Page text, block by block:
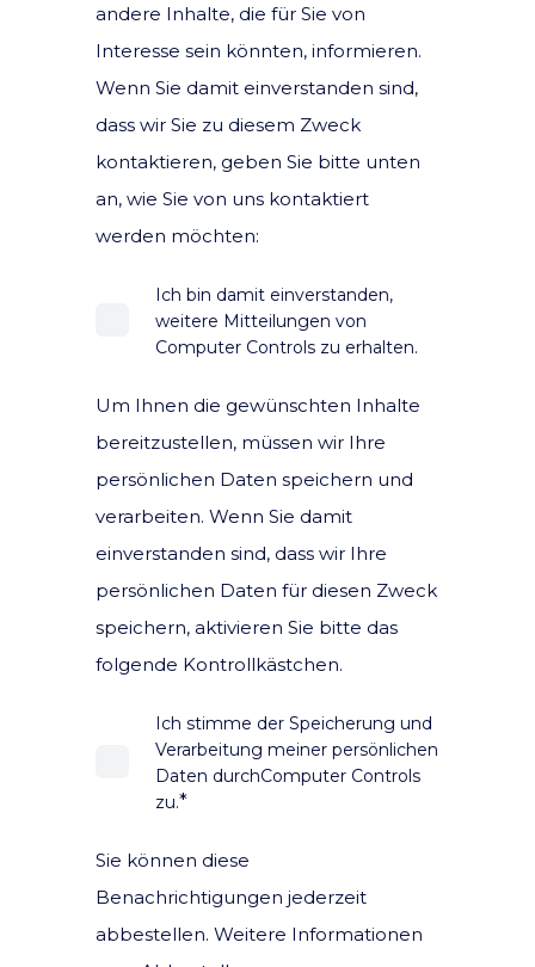
andere Inhalte, die für Sie von
Interesse sein könnten, informieren.
Wenn Sie damit einverstanden sind,
dass wir Sie zu diesem Zweck
kontaktieren, geben Sie bitte unten
an, wie Sie von uns kontaktiert
werden möchten:
Ich bin damit einverstanden,
weitere Mitteilungen von
Computer Controls zu erhalten.
Um Ihnen die gewünschten Inhalte
bereitzustellen, müssen wir Ihre
persönlichen Daten speichern und
verarbeiten. Wenn Sie damit
einverstanden sind, dass wir Ihre
persönlichen Daten für diesen Zweck
speichern, aktivieren Sie bitte das
folgende Kontrollkästchen.
Ich stimme der Speicherung und
Verarbeitung meiner persönlichen
Daten durchComputer Controls
zu.*
Sie können diese
Benachrichtigungen jederzeit
abbestellen. Weitere Informationen